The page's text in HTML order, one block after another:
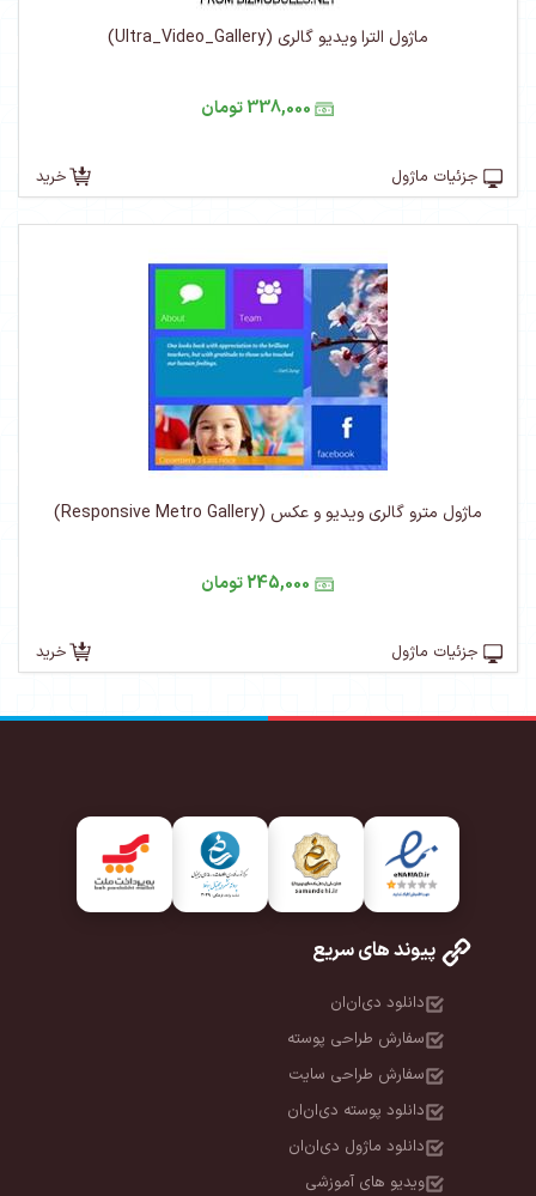
ماژول الترا ویدیو گالری (Ultra_Video_Gallery)
جزئیات ماژول خرید
ماژول مترو گالری ویدیو و عکس (Responsive Metro Gallery)
جزئیات ماژول خرید
پیوند های سریع
دانلود دی‌ان‌ان
سفارش طراحی پوسته
سفارش طراحی سایت
دانلود پوسته دی‌ان‌ان
دانلود ماژول دی‌ان‌ان
ویدیو های آموزشی